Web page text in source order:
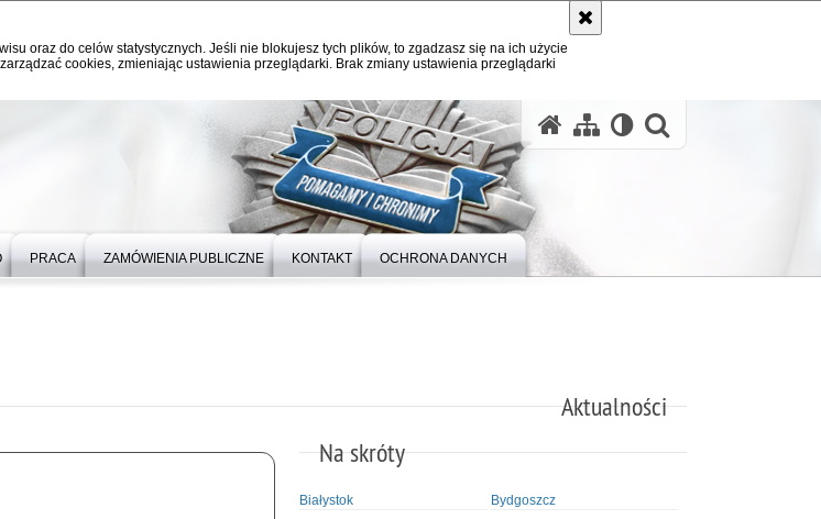
oraz do celów statystycznych. Jeśli nie blokujesz tych plików, to zgadzasz się na ich użycie
cookies, zmieniając ustawienia przeglądarki. Brak zmiany ustawienia przeglądarki
PRACA ZAMÓWIENIA PUBLICZNE KONTAKT OCHRONA DANYCH
Aktualności
Na skróty
Białystok Bydgoszcz